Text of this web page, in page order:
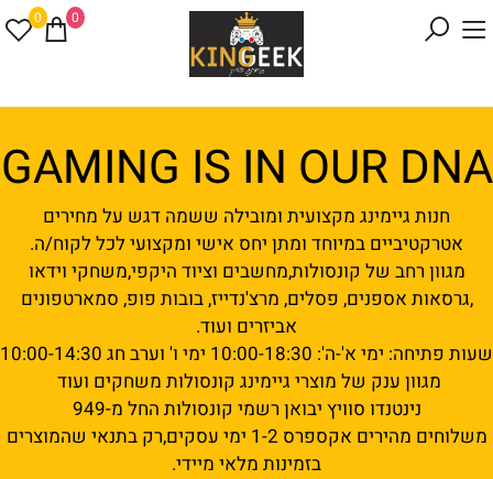
0 0
GAMING IS IN OUR DNA
חנות גיימינג מקצועית ומובילה ששמה דגש על מחירים
אטרקטיביים במיוחד ומתן יחס אישי ומקצועי לכל לקוח/ה.
מגוון רחב של קונסולות,מחשבים וציוד היקפי,משחקי וידאו
,גרסאות אספנים, פסלים, מרצ'נדייז, בובות פופ, סמארטפונים
אביזרים ועוד.
שעות פתיחה: ימי א'-ה': 10:00-18:30 ימי ו' וערב חג 10:00-14:30
מגוון ענק של מוצרי גיימינג קונסולות משחקים ועוד
נינטנדו סוויץ יבואן רשמי קונסולות החל מ-949
משלוחים מהירים אקספרס 1-2 ימי עסקים,רק בתנאי שהמוצרים
בזמינות מלאי מיידי.